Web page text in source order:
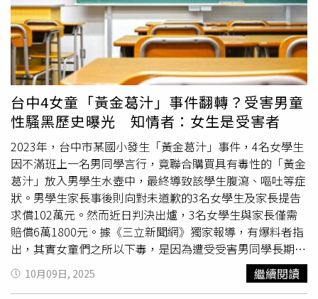
曾多次將遭到騷擾的狀況向這名任教20多年的資深班導師反
應，卻遭到導師以「那有什麼」的態度漠視，並未積極介入
處理，也未依規在24小時內通報性平事件，反而在班上公開
談論事件，已侵害受害學生隱私與尊嚴，也導致該名男同學
行為變本加厲。4名女學生忍無可忍，最終決定透過下毒的
錯誤手段「讓他受點教訓」，招致後來的下毒事件發生。此
外，報告中還指出，該名班導師最嚴重的問題行為，在於對
班上一名特教學生的長期不當對待。蔡姓導師在2022年11
月到2023年6月間，對該名特教學生刻意排擠、不善對待，
包含在該名特教學生抗議抬營養午餐不公平拒絕吃飯時，非
但不加以安撫，反而指示同學將餐點吃完，導致該名特教生
當天沒飯可吃。又在對該特教生至關重要的期末IEP個別化
教育計畫會議上無故缺席，以及多次無視特教生想擔任班級
小幫手的意願，明顯差別待遇。導致該名特教生身心受創，
出現抗拒上學、需服藥控制焦慮等嚴重情況，經調查認定蔡
師「校園霸凌事件成立」。監察院調查報告指出，蔡姓導師
在得知女學生遭性騷狀況後，不僅未在24小時通報學校權責
台中4女童「黃金葛汁」事件翻轉？受害男童
性騷黑歷史曝光 知情者：女生是受害者
2023年，台中市某國小發生「黃金葛汁」事件，4名女學生
因不滿班上一名男同學言行，竟聯合購買具有毒性的「黃金
葛汁」放入男學生水壺中，最終導致該學生腹瀉、嘔吐等症
狀。男學生家長事後則向對未道歉的3名女學生及家長提告
求償102萬元。然而近日判決出爐，3名女學生與家長僅需
賠償6萬1800元。據《三立新聞網》獨家報導，有爆料者指
出，其實女童們之所以下毒，是因為遭受受害男同學長期性
騷，加上向師長通報後也遭到漠視，最終才會出此下策。據
《三立新聞網》獨家報導，爆料者表示事發當時校方為保護
10月09日, 2025 繼續閱讀